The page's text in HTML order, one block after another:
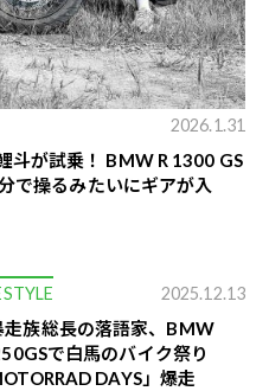
2026.1.31
斗が試乗！ BMW R 1300 GS
で操るみたいにギアが入
2025.12.13
走族総長の落語家、BMW
で白馬のバイク祭り
DAYS」爆走